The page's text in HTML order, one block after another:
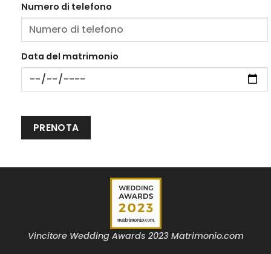
Numero di telefono
Data del matrimonio
Vincitore Wedding Awards 2023 Matrimonio.com